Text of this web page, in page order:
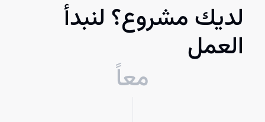
لديك مشروع؟ لنبدأ
العمل
معاً